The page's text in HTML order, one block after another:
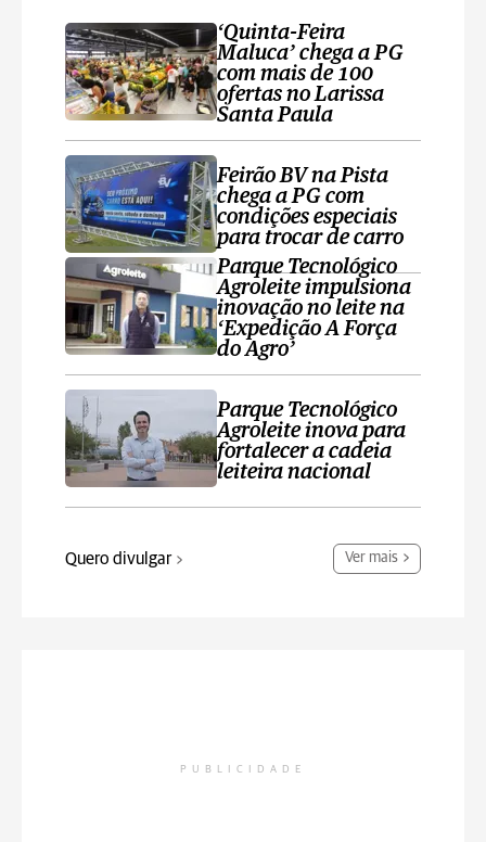
‘Quinta-Feira
Maluca’ chega a PG
com mais de 100
ofertas no Larissa
Santa Paula
Feirão BV na Pista
chega a PG com
condições especiais
para trocar de carro
Parque Tecnológico
Agroleite impulsiona
inovação no leite na
‘Expedição A Força
do Agro’
Parque Tecnológico
Agroleite inova para
fortalecer a cadeia
leiteira nacional
Quero divulgar Ver mais
PUBLICIDADE